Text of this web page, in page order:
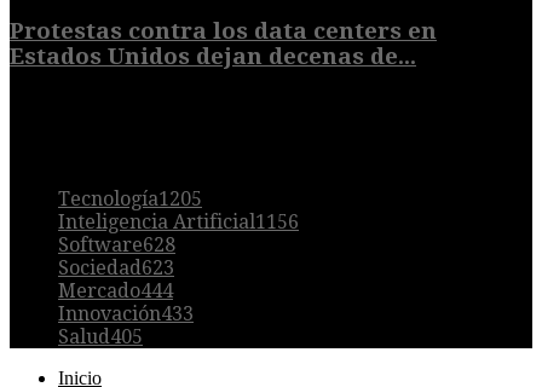
Protestas contra los data centers en
Estados Unidos dejan decenas de...
Tecnología1205
Inteligencia Artificial1156
Software628
Sociedad623
Mercado444
Innovación433
Salud405
Inicio